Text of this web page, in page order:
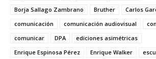
Borja Sallago Zambrano
Bruther
Carlos
comunicación
comunicación audiovisual
comunicar
DPA
ediciones asimétricas
Enrique Espinosa Pérez
Enrique Walker